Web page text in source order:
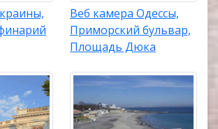
Веб камера Одессы,
Приморский бульвар,
Площадь Дюка